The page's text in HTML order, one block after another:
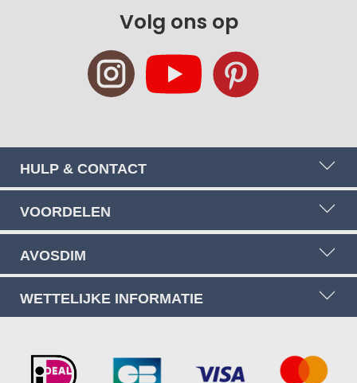
Volg ons op
HULP & CONTACT
VOORDELEN
AVOSDIM
WETTELIJKE INFORMATIE